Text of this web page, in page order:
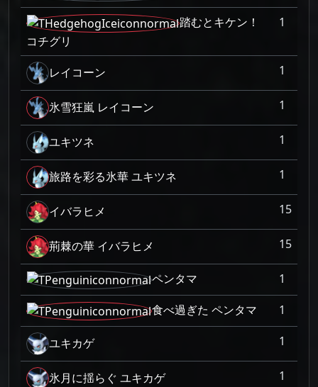
踏むとキケン！
コチグリ
1
レイコーン 1
氷雪狂嵐 レイコーン 1
ユキツネ 1
旅路を彩る氷華 ユキツネ 1
イバラヒメ 15
荊棘の華 イバラヒメ 15
ペンタマ
1
食べ過ぎた ペンタマ
1
ユキカゲ 1
氷月に揺らぐ ユキカゲ 1